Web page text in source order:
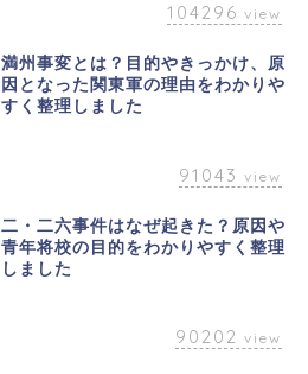
104296 view
満州事変とは？目的やきっかけ、原
因となった関東軍の理由をわかりや
すく整理しました
91043 view
二・二六事件はなぜ起きた？原因や
青年将校の目的をわかりやすく整理
しました
90202 view